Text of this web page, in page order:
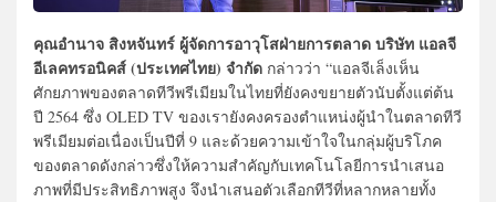
คุณอำนาจ สิงหจันทร์ ผู้จัดการอาวุโสฝ่ายการตลาด บริษัท แอลจี
อีเลคทรอนิคส์ (ประเทศไทย) จำกัด กล่าวว่า “แอลจีเล็งเห็น
ศักยภาพของตลาดทีวีพรีเมียมในไทยที่ยังคงขยายตัวนับตั้งแต่ต้น
ปี 2564 ซึ่ง OLED TV ของเรายังคงครองตำแหน่งผู้นำในตลาดทีวี
พรีเมียมต่อเนื่องเป็นปีที่ 9 และด้วยความเข้าใจในกลุ่มผู้บริโภค
ของตลาดดังกล่าวซึ่งให้ความสำคัญกับเทคโนโลยีการนำเสนอ
ภาพที่มีประสิทธิภาพสูง จึงนำเสนอตัวเลือกทีวีที่หลากหลายทั้ง